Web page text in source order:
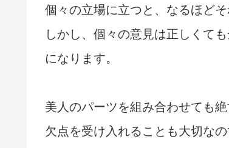
個々の立場に立つと、なるほど
しかし、個々の意見は正しくて
になります。
美人のパーツを組み合わせても
欠点を受け入れることも大切なの